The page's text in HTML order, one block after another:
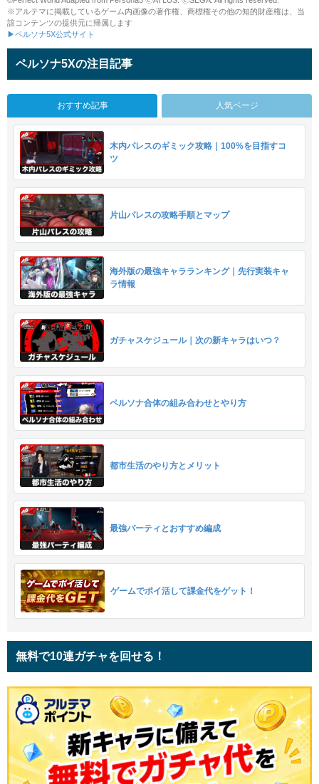
※アルテマに掲載しているゲーム内画像の著作権、商標権その他の知的財産権は、当
該コンテンツの提供元に帰属します
▶ペルソナ5X公式サイト
ペルソナ5Xの注目記事
おすすめ記事 人気ページ
木内パレスのギミック攻略｜100%を目指すコ
ツ
片山パレスの攻略手順とマップ
海外版の最強キャラランキング｜先行実装キャ
ラ情報
ガチャスケジュール｜次の新キャラはいつ？
ペルソナ合体の組み合わせとやり方
都市生活のやり方とメリット
最強パーティとおすすめ編成
ゲームでポイ活して課金代をゲット！
無料で10連ガチャを回せる！